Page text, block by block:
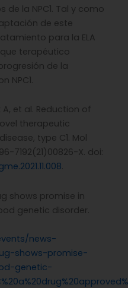
la NPC1. Tal y como
de este
para la ELA
terapéutico
de la
NPC1.
et al. Reduction of
therapeutic
type C1. Mol
7192(21)00826-X. doi:
.
shows promise in
genetic disorder.
news-
shows-promise-
genetic-